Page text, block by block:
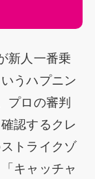
新人一番乗
うハプニン
プロの審判
認するクレ
トライクゾ
キャッチャ